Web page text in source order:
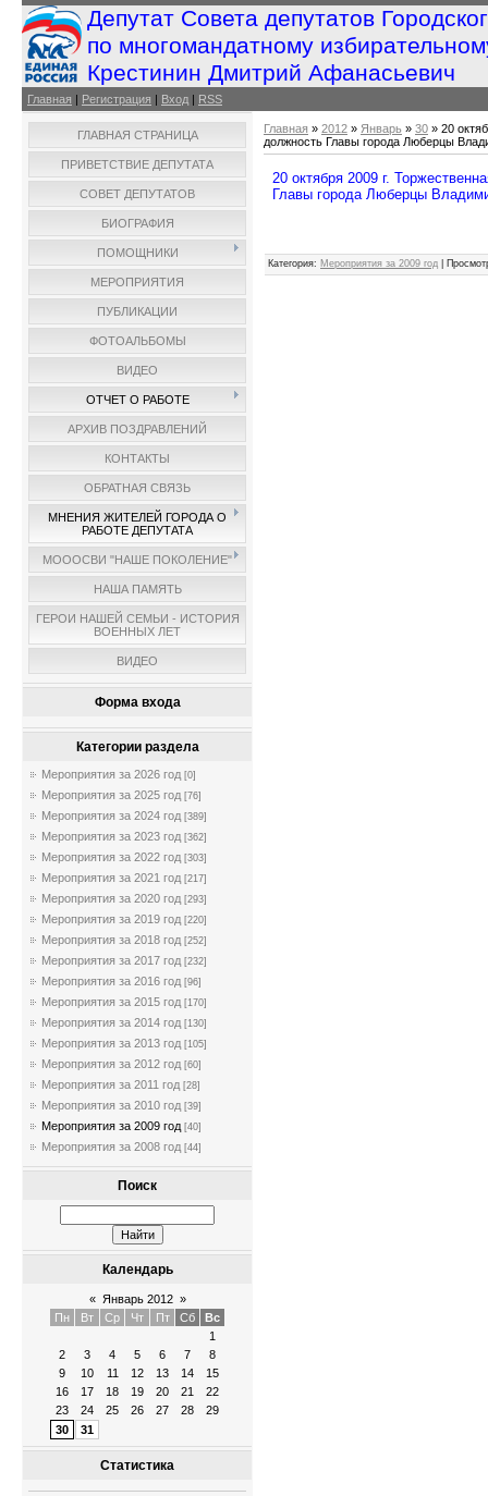
Депутат Совета депутатов
по многомандатному
Крестинин Дмитрий Афанасьевич
Главная | Регистрация | Вход | RSS
ГЛАВНАЯ СТРАНИЦА
ПРИВЕТСТВИЕ ДЕПУТАТА
СОВЕТ ДЕПУТАТОВ
БИОГРАФИЯ
ПОМОЩНИКИ
МЕРОПРИЯТИЯ
ПУБЛИКАЦИИ
ФОТОАЛЬБОМЫ
ВИДЕО
ОТЧЕТ О РАБОТЕ
АРХИВ ПОЗДРАВЛЕНИЙ
КОНТАКТЫ
ОБРАТНАЯ СВЯЗЬ
МНЕНИЯ ЖИТЕЛЕЙ ГОРОДА О
РАБОТЕ ДЕПУТАТА
МОООСВИ "НАШЕ ПОКОЛЕНИЕ"
НАША ПАМЯТЬ
ГЕРОИ НАШЕЙ СЕМЬИ - ИСТОРИЯ
ВОЕННЫХ ЛЕТ
ВИДЕО
Форма входа
Категории раздела
Мероприятия за 2026 год [0]
Мероприятия за 2025 год [76]
Мероприятия за 2024 год [389]
Мероприятия за 2023 год [362]
Мероприятия за 2022 год [303]
Мероприятия за 2021 год [217]
Мероприятия за 2020 год [293]
Мероприятия за 2019 год [220]
Мероприятия за 2018 год [252]
Мероприятия за 2017 год [232]
Мероприятия за 2016 год [96]
Мероприятия за 2015 год [170]
Мероприятия за 2014 год [130]
Мероприятия за 2013 год [105]
Мероприятия за 2012 год [60]
Мероприятия за 2011 год [28]
Мероприятия за 2010 год [39]
Мероприятия за 2009 год [40]
Мероприятия за 2008 год [44]
Поиск
Календарь
« Январь 2012 »
Пн
Вт Ср Чт Пт Сб
Вс
1
2
3 4 5 6 7
8
9
10 11 12 13 14
15
16
17 18 19 20 21
22
23
24 25 26 27 28
29
30
31
Статистика
Главная » 2012 » Январь » 30 » 20
должность Главы города Люберцы
20 октября 2009 г.
Главы города Люберцы
Категория: Мероприятия за 2009 год